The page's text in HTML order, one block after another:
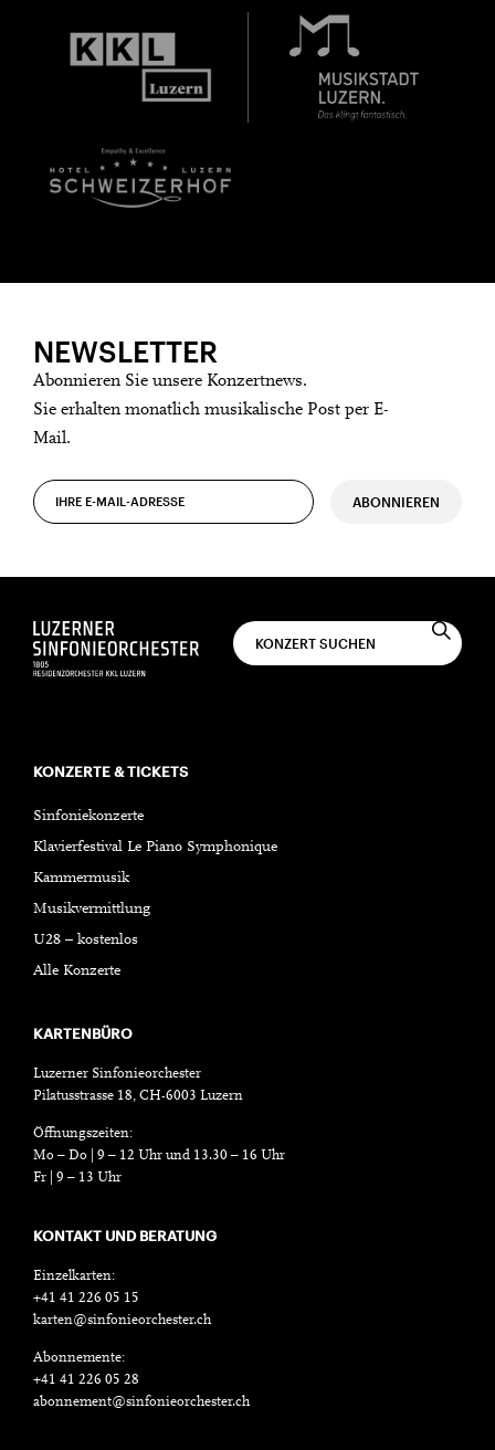
NEWSLETTER
Abonnieren Sie unsere Konzertnews.
Sie erhalten monatlich musikalische Post per E-
Mail.
ABONNIEREN
KONZERTE & TICKETS
Sinfoniekonzerte
Klavierfestival Le Piano Symphonique
Kammermusik
Musikvermittlung
U28 – kostenlos
Alle Konzerte
KARTENBÜRO
Luzerner Sinfonieorchester
Pilatusstrasse 18, CH-6003 Luzern
Öffnungszeiten:
Mo – Do | 9 – 12 Uhr und 13.30 – 16 Uhr
Fr | 9 – 13 Uhr
KONTAKT UND BERATUNG
Einzelkarten:
+41 41 226 05 15
karten@sinfonieorchester.ch
Abonnemente:
+41 41 226 05 28
abonnement@sinfonieorchester.ch